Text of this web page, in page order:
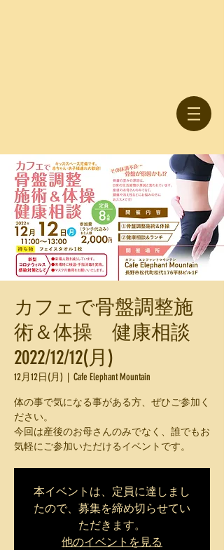
カフェで骨盤調整施
術＆体操 健康相談
2022/12/12(月)
12月12日(月)
  |
Cafe Elephant Mountain
体の事で気になる事がある方、ぜひご参加く
ださい。
今回は産後のお母さんのみでなく、誰でもお
気軽にご参加いただけるイベントです。
本イベントは、定員に達しまし
たので、募集を締め切らせてい
ただきます。
他のイベントを見る